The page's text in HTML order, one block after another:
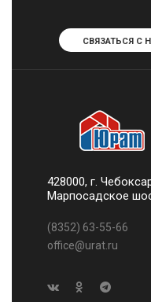
СВЯЗАТЬСЯ С
428000, г.
Марпосадское
(8352) 63-55-66
office@urat.ru